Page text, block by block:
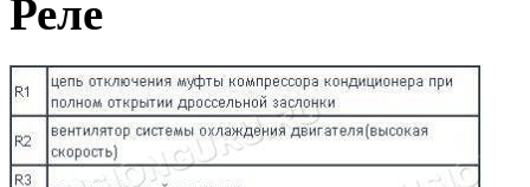
Реле